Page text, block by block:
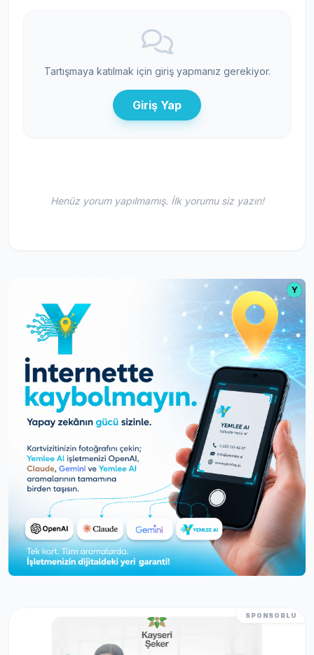
Tartışmaya katılmak için giriş yapmanız gerekiyor.
Giriş Yap
Henüz yorum yapılmamış. İlk yorumu siz yazın!
SPONSORLU